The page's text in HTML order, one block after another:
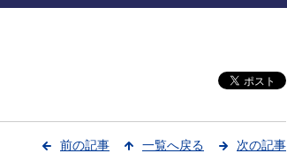
前の記事 一覧へ戻る 次の記事